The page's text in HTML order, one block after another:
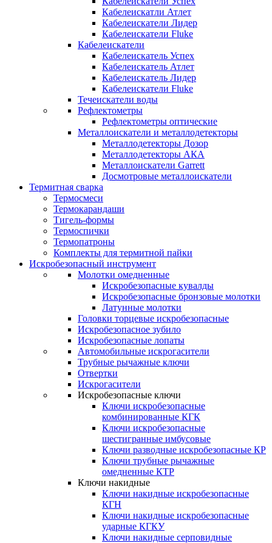
Кабелеискатли Атлет
Кабелеискатели Лидер
Кабелеискатели Fluke
Кабелеискатели
Кабелеискатель Успех
Кабелеискатель Атлет
Кабелеискатель Лидер
Кабелеискатели Fluke
Течеискатели воды
Рефлектометры
Рефлектометры оптические
Металлоискатели и металлодетекторы
Металлодетекторы Дозор
Металлодетекторы АКА
Металлоискатели Garrett
Досмотровые металлоискатели
Термитная сварка
Термосмеси
Термокарандаши
Тигель-формы
Термоспички
Термопатроны
Комплекты для термитной пайки
Искробезопасный инструмент
Молотки омедненные
Искробезопасные кувалды
Искробезопасные бронзовые молотки
Латунные молотки
Головки торцевые искробезопасные
Искробезопасное зубило
Искробезопасные лопаты
Автомобильные искрогасители
Трубные рычажные ключи
Отвертки
Искрогасители
Искробезопасные ключи
Ключи искробезопасные
комбинированные КГК
Ключи искробезопасные
шестигранные имбусовые
Ключи разводные искробезопасные КР
Ключи трубные рычажные
омедненные КТР
Ключи накидные
Ключи накидные искробезопасные
КГН
Ключи накидные искробезопасные
ударные КГКУ
Ключи накидные серповидные